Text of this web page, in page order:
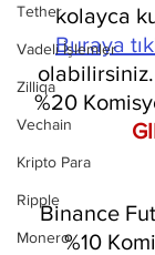
Tether
Vadeli İşlemler
Zilliqa
Vechain
Kripto Para
Ripple
Monero
kolayca
Buraya
%20
Binance
%10